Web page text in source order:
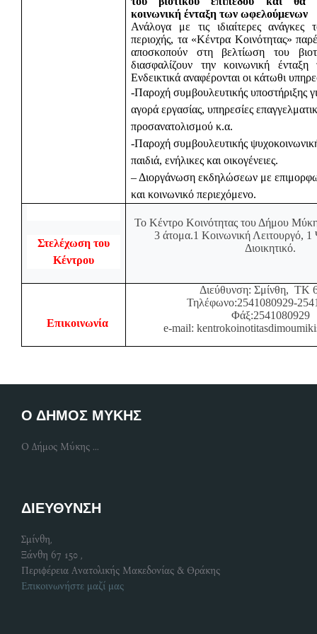
κοινωνική ένταξη των ωφελούμενων
Ανάλογα με τις ιδιαίτερες
περιοχής, τα «Κέντρα Κοινότητας»
αποσκοπούν στη βελτίωση του
διασφαλίζουν την κοινωνική
Ενδεικτικά αναφέρονται οι κάτωθι
-Παροχή συμβουλευτικής υποστήριξης
αγορά εργασίας, υπηρεσίες
προσανατολισμού κ.α.
-Παροχή συμβουλευτικής
παιδιά, ενήλικες και οικογένειες.
– Διοργάνωση εκδηλώσεων με
και κοινωνικό περιεχόμενο.
Στελέχωση του
Κέντρου
Το Κέντρο Κοινότητας του Δήμου
3 άτομα.1 Κοινωνική Λειτουργό, 1
Διοικητικό.
Επικοινωνία
Διεύθυνση: Σμίνθη, ΤΚ
Τηλέφωνo:2541080929-
Φάξ:2541080929
e-mail:
Ο ΔΗΜΟΣ ΜΥΚΗΣ
Ο Δήμος Μύκης ...
ΔΙΕΥΘΥΝΣΗ
Σμίνθη,
Ξάνθη 67 150 ,
Περιφέρεια Ανατολικής Μακεδονίας & Θράκης
Επικοινωνήστε μαζί μας